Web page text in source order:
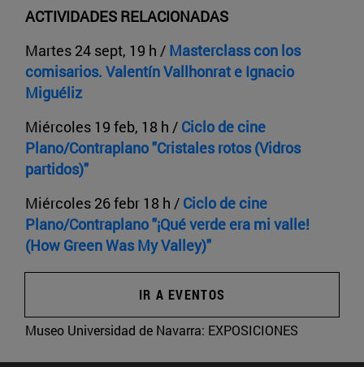
ACTIVIDADES RELACIONADAS
Martes 24 sept, 19 h / Masterclass con los
comisarios. Valentín Vallhonrat e Ignacio
Miguéliz
Miércoles 19 feb, 18 h / Ciclo de cine
Plano/Contraplano "Cristales rotos (Vidros
partidos)"
Miércoles 26 febr 18 h / Ciclo de cine
Plano/Contraplano "¡Qué verde era mi valle!
(How Green Was My Valley)"
IR A EVENTOS
Museo Universidad de Navarra: EXPOSICIONES